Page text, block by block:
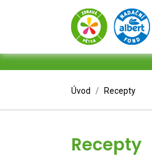
Úvod Recepty
Recepty